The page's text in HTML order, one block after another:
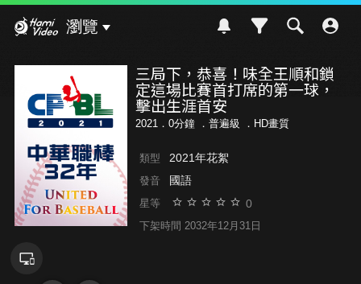
瀏覽
三局下，恭喜！味全王順和鎖
定這場比賽首打席的第一球，
擊出生涯首安
2021．0分鐘 ． 普遍級 ．HD畫質
類型 2021年花絮
發音 國語
星等 0
下架時間 2032年12月31日